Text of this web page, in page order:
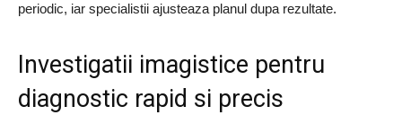
periodic, iar specialistii ajusteaza planul dupa rezultate.
Investigatii imagistice pentru
diagnostic rapid si precis